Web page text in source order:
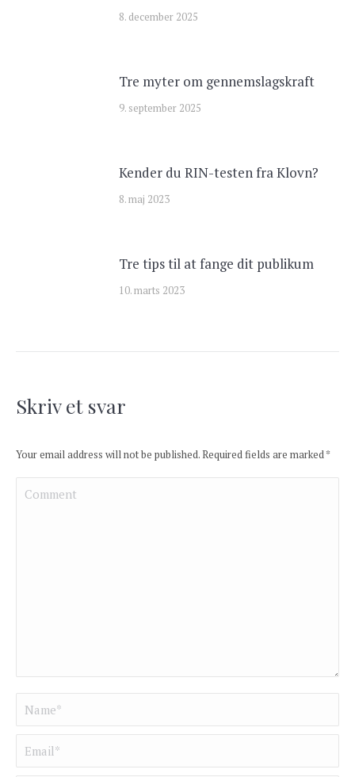
8. december 2025
Tre myter om gennemslagskraft
9. september 2025
Kender du RIN-testen fra Klovn?
8. maj 2023
Tre tips til at fange dit publikum
10. marts 2023
Skriv et svar
Your email address will not be published. Required fields are marked*
Comment
Name *
Email *